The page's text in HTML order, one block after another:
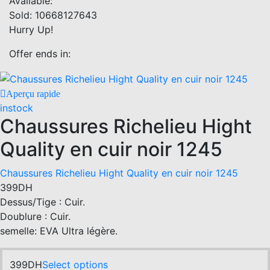
product
chosen
product
page
Sold: 10668127643
Hurry Up!
Offer ends in:
Aperçu rapide
instock
Chaussures Richelieu Hight
Quality en cuir noir 1245
Chaussures Richelieu Hight Quality en cuir noir 1245
399DH
Dessus/Tige : Cuir.
Doublure : Cuir.
semelle: EVA Ultra légère.
399DHSelect optionsThis